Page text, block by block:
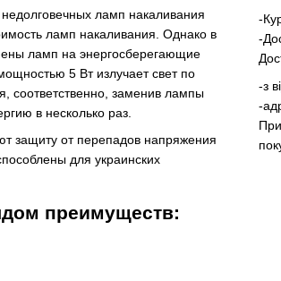
ламп накаливания
ламп накаливания. Однако в
ламп на энергосберегающие
5 Вт излучает свет по
соответственно, заменив лампы
в несколько раз.
защиту от перепадов напряжения
для украинских
преимуществ:
-
-
-з
-